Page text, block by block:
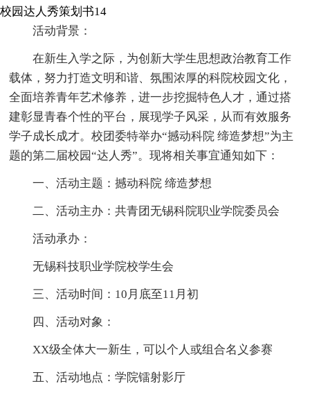
校园达人秀策划书14
活动背景：
在新生入学之际，为创新大学生思想政治教育工作
载体，努力打造文明和谐、氛围浓厚的科院校园文化，
全面培养青年艺术修养，进一步挖掘特色人才，通过搭
建彰显青春个性的平台，展现学子风采，从而有效服务
学子成长成才。校团委特举办“撼动科院 缔造梦想”为主
题的第二届校园“达人秀”。现将相关事宜通知如下：
一、活动主题：撼动科院 缔造梦想
二、活动主办：共青团无锡科院职业学院委员会
活动承办：
无锡科技职业学院校学生会
三、活动时间：10月底至11月初
四、活动对象：
XX级全体大一新生，可以个人或组合名义参赛
五、活动地点：学院镭射影厅